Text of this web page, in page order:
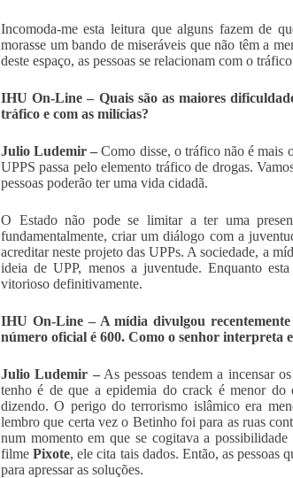
Incomoda-me esta leitura que alguns fazem de
morasse um bando de miseráveis que não têm a
deste espaço, as pessoas se relacionam com o
IHU On-Line – Quais são as maiores
tráfico e com as milícias?
Julio Ludemir –Como disse, o tráfico não é mais
UPPS passa pelo elemento tráfico de drogas.
pessoas poderão ter uma vida cidadã.
O Estado não pode se limitar a ter uma
fundamentalmente, criar um diálogo com a
acreditar neste projeto das UPPs. A sociedade, a
ideia de UPP, menos a juventude. Enquanto
vitorioso definitivamente.
IHU On-Line – A mídia divulgou
número oficial é 600. Como o senhor interpreta
Julio Ludemir –As pessoas tendem a incensar
tenho é de que a epidemia do crack é menor do
dizendo. O perigo do terrorismo islâmico era
lembro que certa vez o Betinho foi para as ruas
num momento em que se cogitava a
filmePixote, ele cita tais dados. Então, as pessoas
para apressar as soluções.